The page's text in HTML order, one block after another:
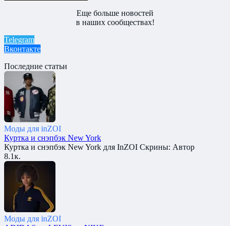
Еще больше новостей
в наших сообществах!
Telegram
Вконтакте
Последние статьи
Моды для inZOI
Куртка и снэпбэк New York
Куртка и снэпбэк New York для InZOI Скрины: Автор
8.1к.
Моды для inZOI